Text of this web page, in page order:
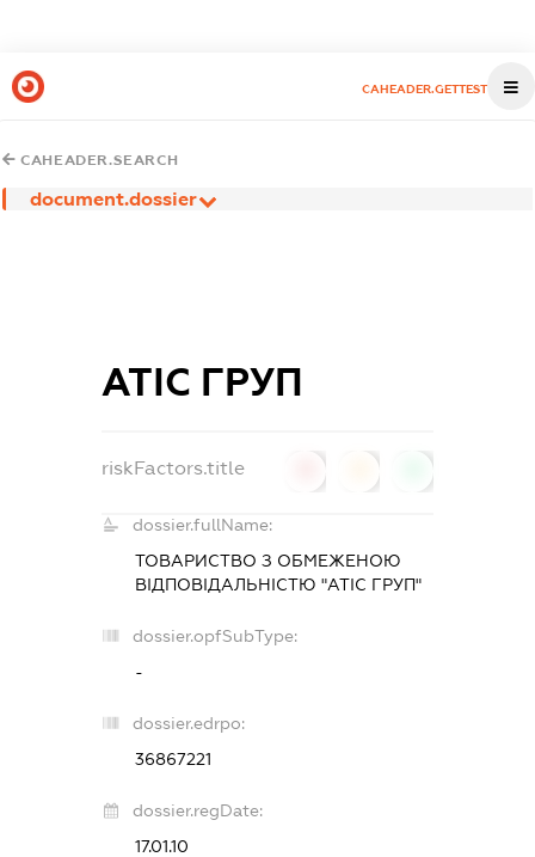
CAHEADER.GETTEST
CAHEADER.SEARCH
document.dossier
АТІС ГРУП
riskFactors.title
dossier.fullName:
ТОВАРИСТВО З ОБМЕЖЕНОЮ
ВІДПОВІДАЛЬНІСТЮ "АТІС ГРУП"
dossier.opfSubType:
-
dossier.edrpo:
36867221
dossier.regDate:
17.01.10